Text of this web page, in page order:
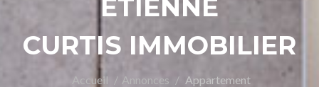
ETIENNE
CURTIS IMMOBILIER
Accueil Annonces Appartement